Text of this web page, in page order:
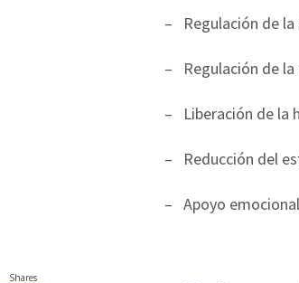
– Regulación de
– Regulación de
– Liberación de la
– Reducción del
– Apoyo
Shares